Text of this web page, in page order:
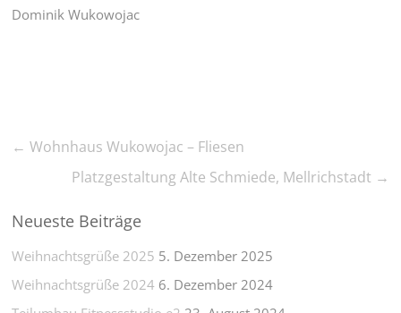
Dominik Wukowojac
← Wohnhaus Wukowojac – Fliesen
Platzgestaltung Alte Schmiede, Mellrichstadt →
Neueste Beiträge
Weihnachtsgrüße 2025 5. Dezember 2025
Weihnachtsgrüße 2024 6. Dezember 2024